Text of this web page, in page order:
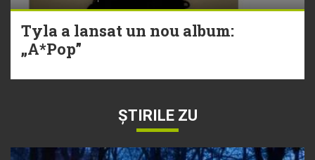
Tyla a lansat un nou album:
„A*Pop”
ȘTIRILE ZU